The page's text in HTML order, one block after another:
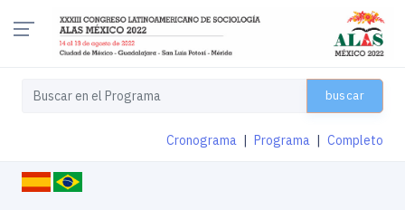
buscar
Cronograma Programa Completo